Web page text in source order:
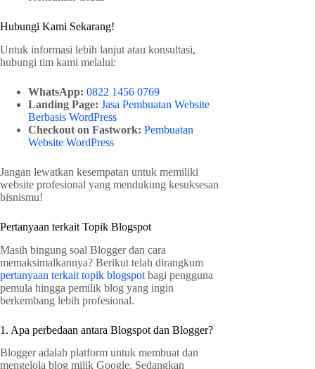
Hubungi Kami Sekarang!
Untuk informasi lebih lanjut atau konsultasi,
hubungi tim kami melalui:
WhatsApp: 0822 1456 0769
Landing Page: Jasa Pembuatan Website
Berbasis WordPress
Checkout on Fastwork: Pembuatan
Website WordPress
Jangan lewatkan kesempatan untuk memiliki
website profesional yang mendukung kesuksesan
bisnismu!
Pertanyaan terkait Topik Blogspot
Masih bingung soal Blogger dan cara
memaksimalkannya? Berikut telah dirangkum
pertanyaan terkait topik blogspot bagi pengguna
pemula hingga pemilik blog yang ingin
berkembang lebih profesional.
1. Apa perbedaan antara Blogspot dan Blogger?
Blogger adalah platform untuk membuat dan
mengelola blog milik Google. Sedangkan